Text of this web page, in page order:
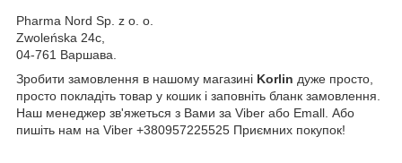
Pharma Nord Sp. z o. o.
Zwoleńska 24c,
04-761 Варшава.
Зробити замовлення в нашому магазині Korlin дуже просто,
просто покладіть товар у кошик і заповніть бланк замовлення.
Наш менеджер зв'яжеться з Вами за Viber або Emall. Або
пишіть нам на Viber +380957225525 Приємних покупок!